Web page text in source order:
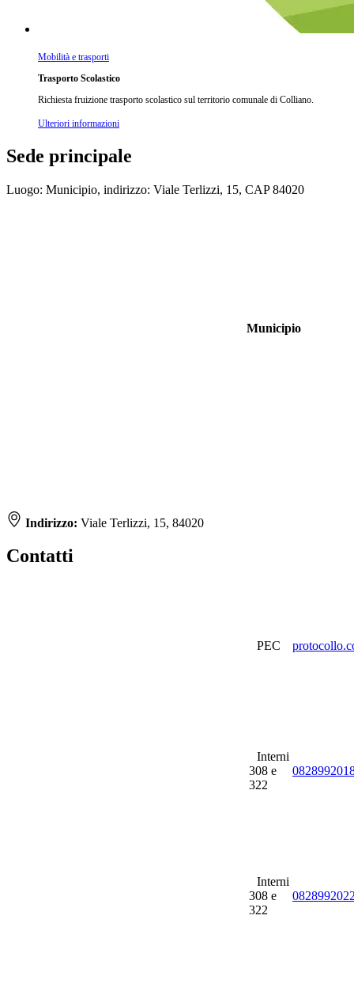
Mobilità e trasporti
Trasporto Scolastico
Richiesta fruizione trasporto scolastico sul territorio comunale di Colliano.
Ulteriori informazioni
Sede principale
Luogo: Municipio, indirizzo: Viale Terlizzi, 15, CAP 84020
Municipio
Indirizzo: Viale Terlizzi, 15, 84020
Contatti
PEC
Interni
308 e
322
Interni
308 e
322